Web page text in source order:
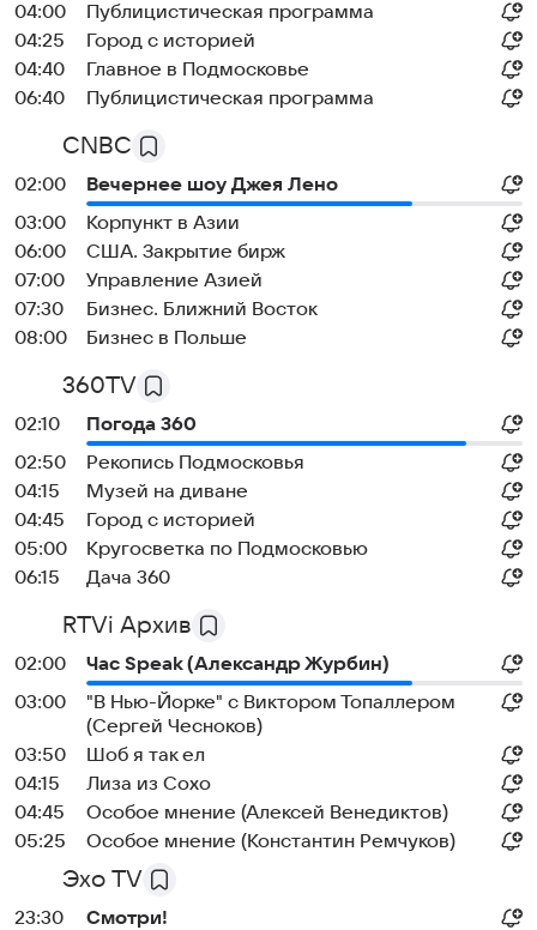
04:00
Публицистическая программа
04:25
Город с историей
04:40
Главное в Подмосковье
06:40
Публицистическая программа
CNBC
02:00
Вечернее шоу Джея Лено
03:00
Корпункт в Азии
06:00
США. Закрытие бирж
07:00
Управление Азией
07:30
Бизнес. Ближний Восток
08:00
Бизнес в Польше
360TV
02:10
Погода 360
02:50
Рекопись Подмосковья
04:15
Музей на диване
04:45
Город с историей
05:00
Кругосветка по Подмосковью
06:15
Дача 360
RTVi Архив
02:00
Час Speak (Александр Журбин)
03:00
"В Нью-Йорке" с Виктором Топаллером
(Сергей Чесноков)
03:50
Шоб я так ел
04:15
Лиза из Сохо
04:45
Особое мнение (Алексей Венедиктов)
05:25
Особое мнение (Константин Ремчуков)
Эхо TV
23:30
Смотри!